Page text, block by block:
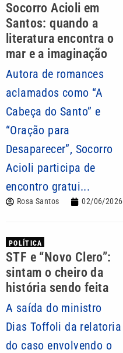
Socorro Acioli em
Santos: quando a
literatura encontra o
mar e a imaginação
Autora de romances
aclamados como “A
Cabeça do Santo” e
“Oração para
Desaparecer”, Socorro
Acioli participa de
encontro gratui...
Rosa Santos 02/06/2026
POLÍTICA
STF e “Novo Clero”:
sintam o cheiro da
história sendo feita
A saída do ministro
Dias Toffoli da relatoria
do caso envolvendo o